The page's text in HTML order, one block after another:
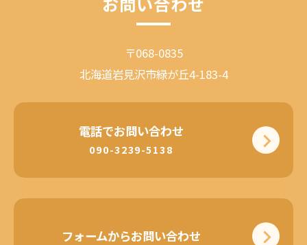
〒068-0835
北海道岩見沢市緑が丘4-183-4
電話でお問い合わせ
090-3239-5138
フォームからお問い合わせ